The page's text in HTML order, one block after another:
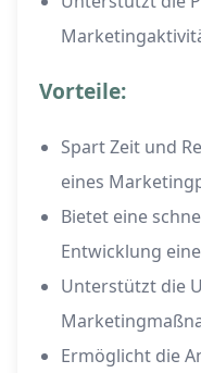
Vorteile:
Spart Zeit und
eines
Bietet eine
Entwicklung
Unterstützt die
Ermöglicht die